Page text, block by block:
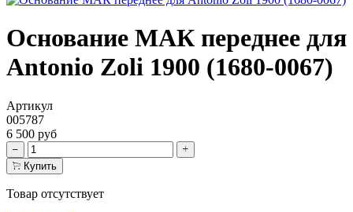
Основание МАК переднее для
Antonio Zoli 1900 (1680-0067)
Артикул
005787
6 500 руб
Купить
Товар отсутствует